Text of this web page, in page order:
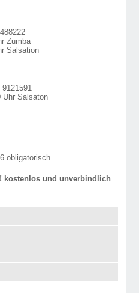
Zumba
Salsation
9121591
Uhr Salsaton
obligatorisch
kostenlos und unverbindlich